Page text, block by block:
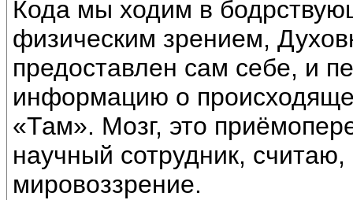
Кода мы ходим в
физическим зрением,
предоставлен сам себе, и
информацию о
«Там». Мозг, это
научный сотрудник,
мировоззрение.